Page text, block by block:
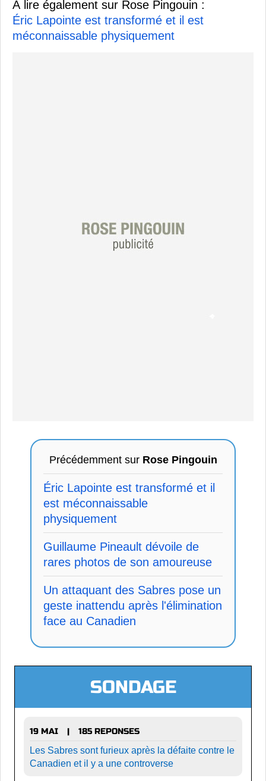
À lire également sur Rose Pingouin :
Éric Lapointe est transformé et il est
méconnaissable physiquement
Précédemment sur Rose Pingouin
Éric Lapointe est transformé et il
est méconnaissable
physiquement
Guillaume Pineault dévoile de
rares photos de son amoureuse
Un attaquant des Sabres pose un
geste inattendu après l'élimination
face au Canadien
SONDAGE
19 MAI |
185 REPONSES
Les Sabres sont furieux après la défaite contre le
Canadien et il y a une controverse